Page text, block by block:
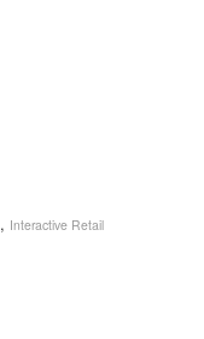
, Interactive Retail